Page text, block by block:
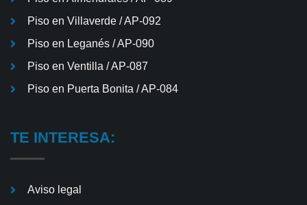
Piso en Villaverde / AP-092
Piso en Leganés / AP-090
Piso en Ventilla / AP-087
Piso en Puerta Bonita / AP-084
TE INTERESA:
Aviso legal